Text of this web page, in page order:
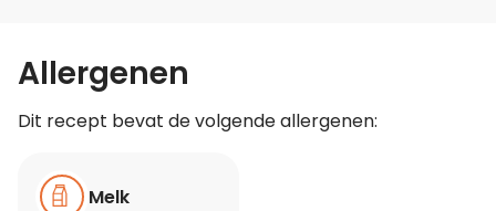
Allergenen
Dit recept bevat de volgende allergenen:
Melk